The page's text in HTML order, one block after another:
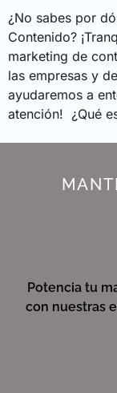
¿No sabes por
Contenido?
marketing de
las empresas y
ayudaremos a
atención! ¿Qué
Potencia tu
con nuestras